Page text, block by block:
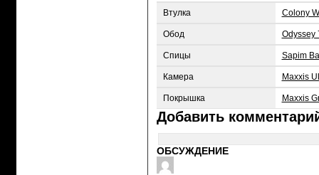
Втулка
Colony
Обод Odyssey
Спицы Sapim
Камера Maxxis
Покрышка Maxxis
Добавить
ОБСУЖДЕНИЕ